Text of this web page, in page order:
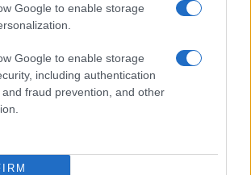
Google to enable storage
Google to enable storage
including authentication
fraud prevention, and other
Gold (Terra